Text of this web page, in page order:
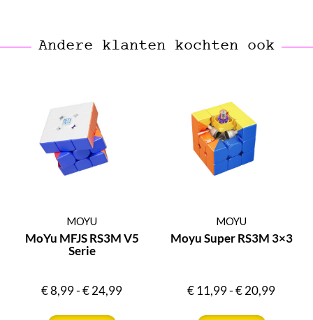
Andere klanten kochten ook
MOYU
MoYu MFJS RS3M V5
Serie
€8,99-€24,99
MOYU
Moyu Super RS3M 3×3
€11,99-€20,99